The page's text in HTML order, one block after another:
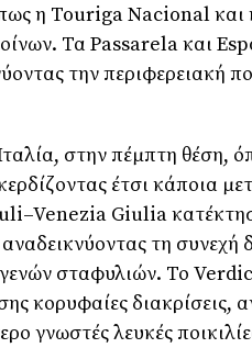
η Touriga Nacionalκαι
Τα Passarelaκαι
την περιφερειακή
στην πέμπτη θέση,
έτσι κάποια
–Venezia Giulia
τη συνεχή
σταφυλιών. Το
κορυφαίες διακρίσεις,
γνωστές λευκές